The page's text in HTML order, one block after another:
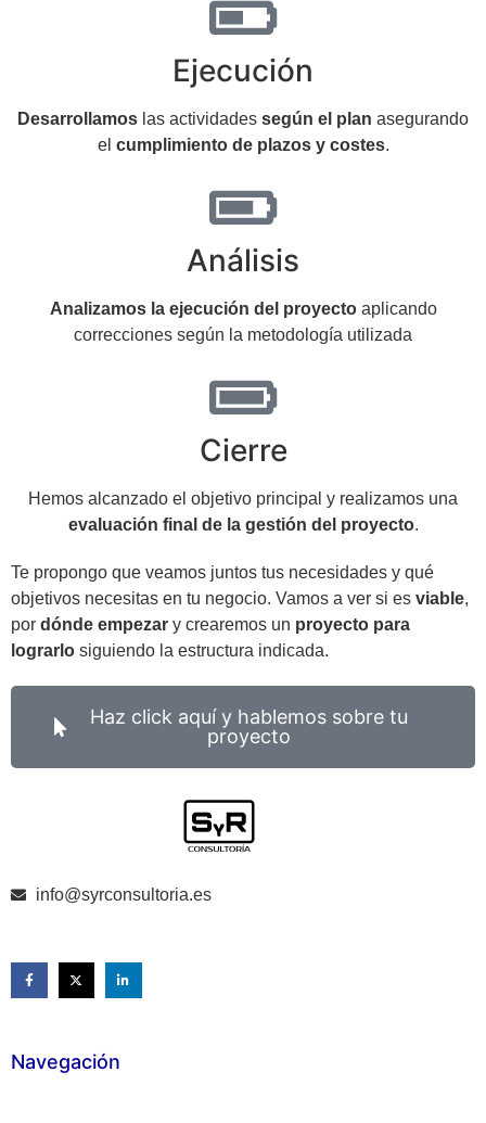
Ejecución
Desarrollamos las actividades según el plan asegurando
el cumplimiento de plazos y costes.
Análisis
Analizamos la ejecución del proyectoaplicando
correcciones según la metodología utilizada
Cierre
Hemos alcanzado el objetivo principal y realizamos una
evaluación final de la gestión del proyecto.
Te propongo que veamos juntos tus necesidades y qué
objetivos necesitas en tu negocio. Vamos a ver si es viable,
por dónde empezar y crearemos un proyecto para
lograrlo siguiendo la estructura indicada.
Haz click aquí y hablemos sobre tu
proyecto
info@syrconsultoria.es
Navegación